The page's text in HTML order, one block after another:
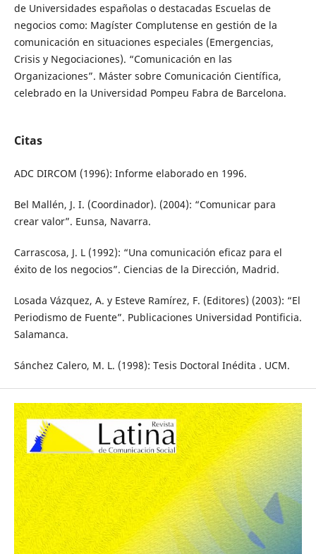
de Universidades españolas o destacadas Escuelas de
negocios como: Magíster Complutense en gestión de la
comunicación en situaciones especiales (Emergencias,
Crisis y Negociaciones). “Comunicación en las
Organizaciones”. Máster sobre Comunicación Científica,
celebrado en la Universidad Pompeu Fabra de Barcelona.
Citas
ADC DIRCOM (1996): Informe elaborado en 1996.
Bel Mallén, J. I. (Coordinador). (2004): “Comunicar para
crear valor”. Eunsa, Navarra.
Carrascosa, J. L (1992): “Una comunicación eficaz para el
éxito de los negocios”. Ciencias de la Dirección, Madrid.
Losada Vázquez, A. y Esteve Ramírez, F. (Editores) (2003): “El
Periodismo de Fuente”. Publicaciones Universidad Pontificia.
Salamanca.
Sánchez Calero, M. L. (1998): Tesis Doctoral Inédita . UCM.